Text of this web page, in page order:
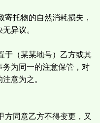
托物的自然消耗损失，
异议。
（某某地号）乙方或其
为同一的注意保管，对
注意为之。
同意乙方不得变更，又